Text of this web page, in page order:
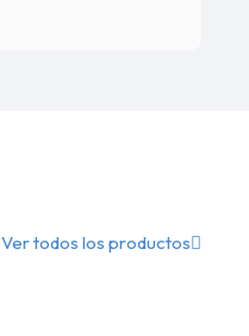
Ver todos los productos